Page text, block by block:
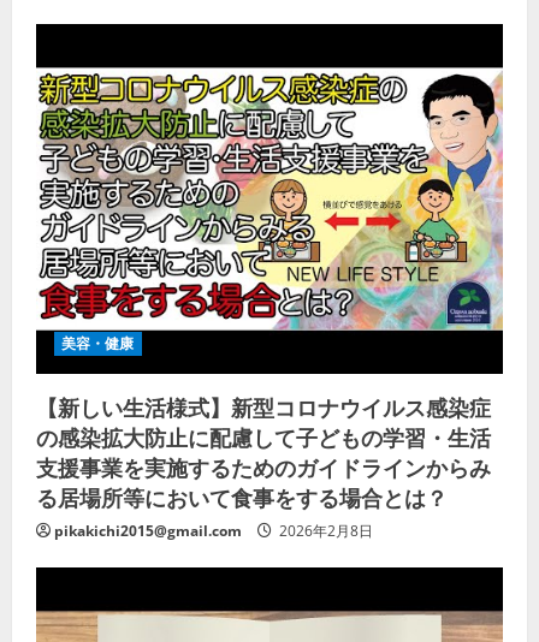
美容・健康
【新しい生活様式】新型コロナウイルス感染症
の感染拡大防止に配慮して子どもの学習・生活
支援事業を実施するためのガイドラインからみ
る居場所等において食事をする場合とは？
pikakichi2015@gmail.com 2026年2月8日